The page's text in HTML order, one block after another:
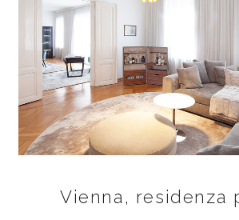
Vienna, residenza